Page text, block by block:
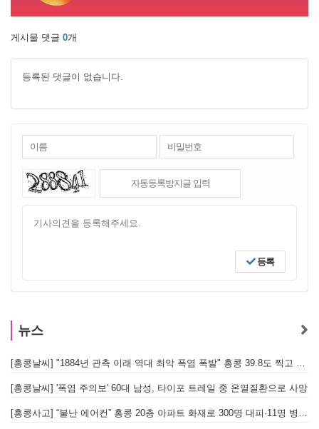
게시물 댓글 0개
등록된 댓글이 없습니다.
등록
뉴스
[홍콩날씨] '폭염 주의보' 60대 남성, 타이포 트레일 중 온열질환으로 사망